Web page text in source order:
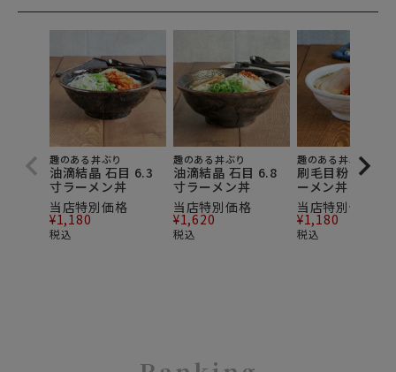
趣のある丼ぶり
油滴結晶 石目 6.3
寸ラーメン丼
当店特別価格
¥1,180
税込
趣のある丼ぶり
油滴結晶 石目 6.8
寸ラーメン丼
当店特別価格
¥1,620
税込
趣のある丼ぶり
刷毛目粉引 6.3
ーメン丼
当店特別価格
¥1,180
税込